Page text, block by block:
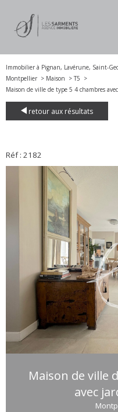
Immobilier à Pignan, Lavérune, Saint-
Montpellier
Maison
T5
Maison de ville de type 5 4 chambres
retour aux résultats
Réf : 2182
Maison de ville
avec